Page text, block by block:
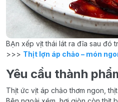
BẠn xếp vịt thái lát ra đĩa sau đó
>>> Thịt lợn áp chảo – món
Yêu cầu thành
Thịt ức vịt áp chảo thơm ngon,